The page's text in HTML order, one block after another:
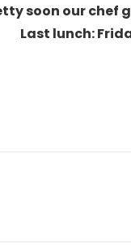
soon our chef
Last lunch: